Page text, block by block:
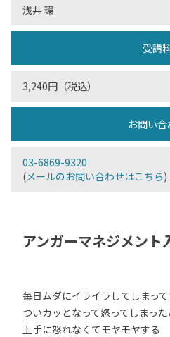
浅井 環
受講
3,240円（税込）
お問い合
03-6869-9320
(メールのお問い合わせはこちら)
アンガーマネジメント
毎日ムダにイライラしてしまっ
ついカッとなって怒ってしまっ
上手に怒れなくてモヤモヤする